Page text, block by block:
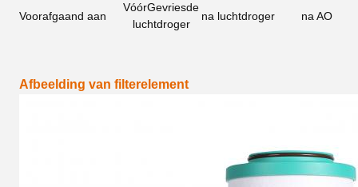
Voorafgaand aan
VóórGevriesde
luchtdroger
na luchtdroger na AO
Afbeelding van filterelement